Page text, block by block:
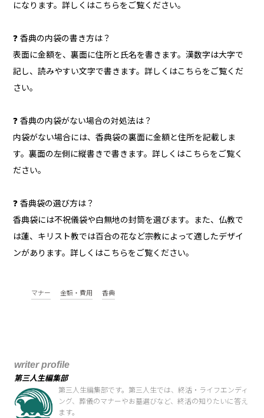
になります。詳しくはこちらをご覧ください。
❓ 香典の内袋の書き方は？
表面に金額を、裏面に住所と氏名を書きます。漢数字は大字で
記し、読みやすい文字で書きます。詳しくはこちらをご覧くだ
さい。
❓ 香典の内袋がない場合の対処法は？
内袋がない場合には、香典袋の裏面に金額と住所を記載しま
す。裏面の左側に縦書きで書きます。詳しくはこちらをご覧く
ださい。
❓ 香典袋の選び方は？
香典袋には不祝儀袋や白無地の封筒を選びます。また、仏教で
は蓮、キリスト教では百合の花など宗教によって適したデザイ
ンがあります。詳しくはこちらをご覧ください。
マナー 金額・費用 香典
writer profile
第三人生編集部
第三人生編集部です。第三人生では、終活・ライフエンディ
ング、葬儀のマナーやお墓選びなど、終活の知りたいに答え
ます。